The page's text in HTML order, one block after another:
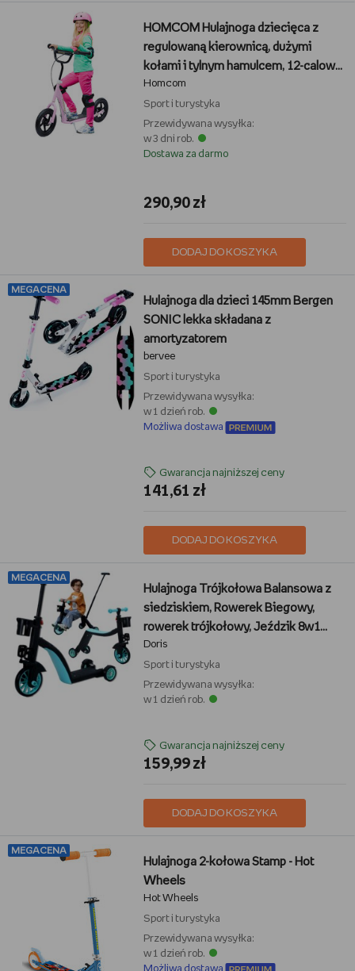
HOMCOM Hulajnoga dziecięca z
regulowaną kierownicą, dużymi
kołami i tylnym hamulcem, 12-calowa
hulajnoga miejska dla chłopców i
dziewcząt w wieku 5-12 lat,
staloworóżowa
Homcom
Sport i turystyka
Przewidywana wysyłka:
w 3 dni rob.
Dostawa za darmo
290,90 zł
DODAJ DO KOSZYKA
MEGACENA
Hulajnoga dla dzieci 145mm Bergen
SONIC lekka składana z
amortyzatorem
bervee
Sport i turystyka
Przewidywana wysyłka:
w 1 dzień rob.
Możliwa dostawa
Gwarancja najniższej ceny
141,61 zł
DODAJ DO KOSZYKA
MEGACENA
Hulajnoga Trójkołowa Balansowa z
siedziskiem, Rowerek Biegowy,
rowerek trójkołowy, Jeździk 8w1
NIEBIESKI
Doris
Sport i turystyka
Przewidywana wysyłka:
w 1 dzień rob.
Gwarancja najniższej ceny
159,99 zł
DODAJ DO KOSZYKA
MEGACENA
Hulajnoga 2-kołowa Stamp - Hot
Wheels
Hot Wheels
Sport i turystyka
Przewidywana wysyłka:
w 1 dzień rob.